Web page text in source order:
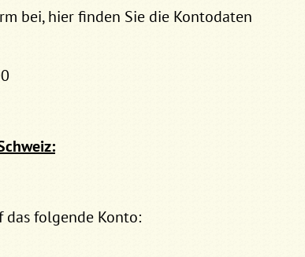
bei, hier finden Sie die Kontodaten
das folgende Konto: